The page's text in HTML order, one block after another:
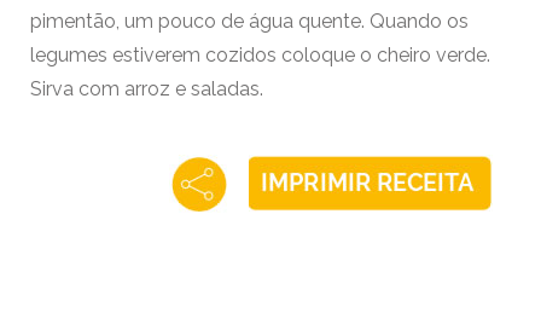
pimentão, um pouco de água quente. Quando os
legumes estiverem cozidos coloque o cheiro verde.
Sirva com arroz e saladas.